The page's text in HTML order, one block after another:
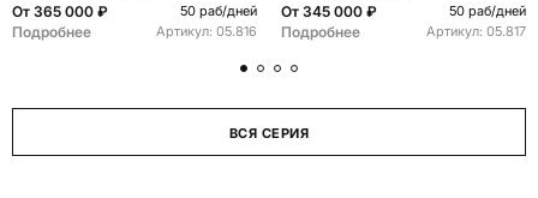
От 365 000 ₽ 50 раб/дней
Подробнее Артикул: 05.816
От 345 000 ₽ 50 раб/дней
Подробнее Артикул: 05.817
ВСЯ СЕРИЯ